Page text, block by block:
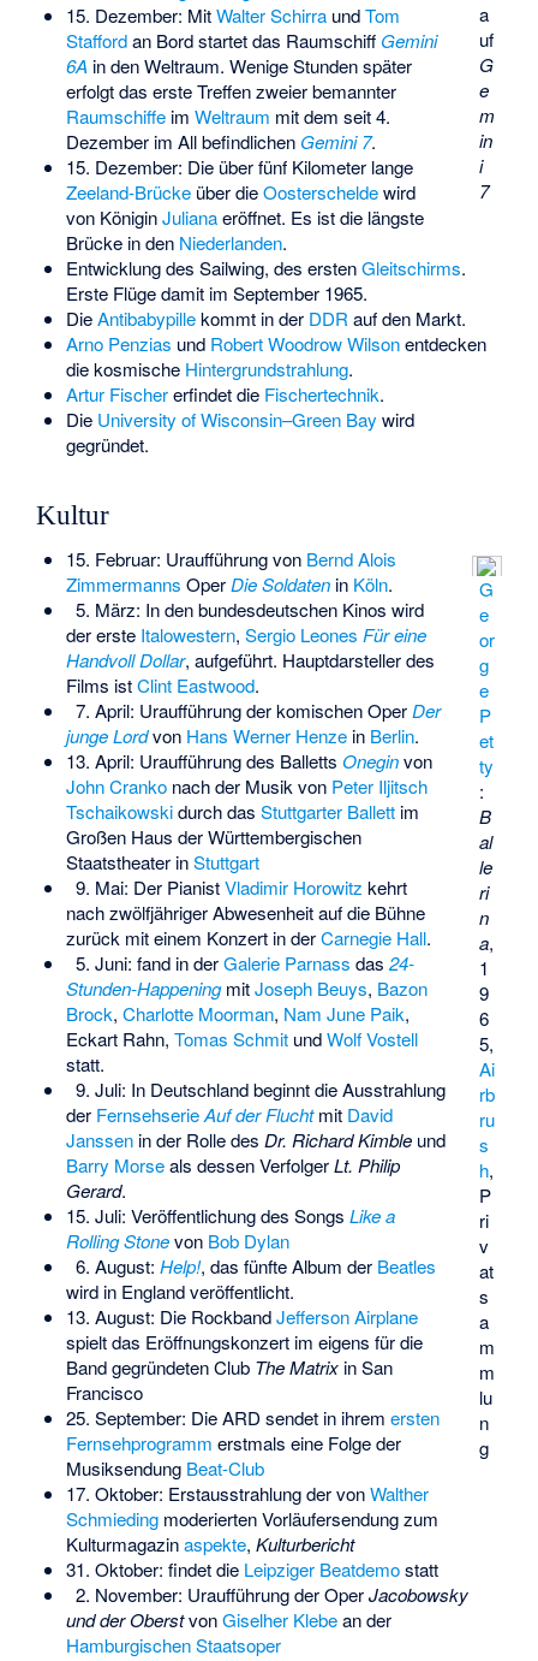
a
uf
G
e
m
in
i
7
15. Dezember: MitWalter SchirraundTom
Staffordan Bord startet das Raumschiff Gemini
6A in den Weltraum. Wenige Stunden später
erfolgt das erste Treffen zweier bemannter
Raumschiffeim Weltraum mit dem seit 4.
Dezember im All befindlichen Gemini 7.
15. Dezember: Die über fünf Kilometer lange
Zeeland-Brückeüber dieOosterscheldewird
von KöniginJulianaeröffnet. Es ist die längste
Brücke in den Niederlanden.
Entwicklung des Sailwing, des erstenGleitschirms.
Erste Flüge damit im September 1965.
DieAntibabypillekommt in der DDRauf den Markt.
Arno Penzias und Robert Woodrow Wilsonentdecken
die kosmische Hintergrundstrahlung.
Artur Fischererfindet die Fischertechnik.
Die University of Wisconsin–Green Bay wird
gegründet.
Kultur
G
e
or
g
e
P
et
ty
:
B
al
le
ri
n
a,
1
9
6
5,
Ai
rb
ru
s
h,
P
ri
v
at
s
a
m
m
lu
n
g
15. Februar: Uraufführung von Bernd Alois
Zimmermanns OperDie Soldatenin Köln.
5. März: In den bundesdeutschen Kinos wird
der erste Italowestern, Sergio Leones Für eine
Handvoll Dollar, aufgeführt. Hauptdarsteller des
Films istClint Eastwood.
7. April: Uraufführung der komischen OperDer
junge Lordvon Hans Werner Henzein Berlin.
13. April: Uraufführung des Balletts Oneginvon
John Crankonach der Musik von Peter Iljitsch
Tschaikowskidurch das Stuttgarter Ballettim
Großen Haus der Württembergischen
Staatstheater inStuttgart
9. Mai: Der PianistVladimir Horowitz kehrt
nach zwölfjähriger Abwesenheit auf die Bühne
zurück mit einem Konzert in derCarnegie Hall.
5. Juni: fand in derGalerie Parnass das 24-
Stunden-HappeningmitJoseph Beuys, Bazon
Brock, Charlotte Moorman, Nam June Paik,
Eckart Rahn, Tomas SchmitundWolf Vostell
statt.
9. Juli: In Deutschland beginnt die Ausstrahlung
der Fernsehserie Auf der Fluchtmit David
Janssenin der Rolle des Dr. Richard Kimbleund
Barry Morseals dessen VerfolgerLt. Philip
Gerard.
15. Juli: Veröffentlichung des Songs Like a
Rolling Stonevon Bob Dylan
6. August: Help!, das fünfte Album der Beatles
wird in England veröffentlicht.
13. August: Die RockbandJefferson Airplane
spielt das Eröffnungskonzert im eigens für die
Band gegründeten Club The Matrixin San
Francisco
25. September: Die ARD sendet in ihrem ersten
Fernsehprogramm erstmals eine Folge der
Musiksendung Beat-Club
17. Oktober: Erstausstrahlung der vonWalther
Schmiedingmoderierten Vorläufersendung zum
Kulturmagazinaspekte, Kulturbericht
31. Oktober: findet die Leipziger Beatdemostatt
2. November: Uraufführung der OperJacobowsky
und der OberstvonGiselher Klebean der
Hamburgischen Staatsoper